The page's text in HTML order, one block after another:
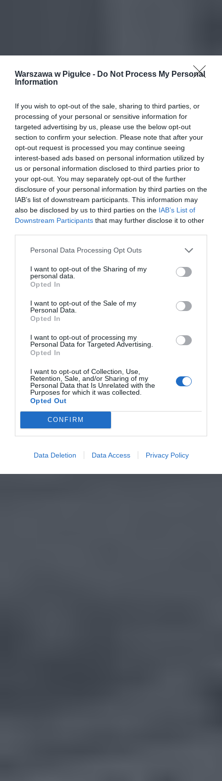
Warszawa w Pigułce - Do Not Process My Personal
Information
If you wish to opt-out of the sale, sharing to third parties, or
processing of your personal or sensitive information for
targeted advertising by us, please use the below opt-out
section to confirm your selection. Please note that after your
opt-out request is processed you may continue seeing
interest-based ads based on personal information utilized by
us or personal information disclosed to third parties prior to
your opt-out. You may separately opt-out of the further
disclosure of your personal information by third parties on the
IAB’s list of downstream participants. This information may
also be disclosed by us to third parties on the IAB’s List of
Downstream Participants that may further disclose it to other
Personal Data Processing Opt Outs
I want to opt-out of the Sharing of my
personal data.
Opted In
I want to opt-out of the Sale of my
Personal Data.
Opted In
I want to opt-out of processing my
Personal Data for Targeted Advertising.
Opted In
I want to opt-out of Collection, Use,
Retention, Sale, and/or Sharing of my
Personal Data that Is Unrelated with the
Purposes for which it was collected.
Opted Out
CONFIRM
Data Deletion Data Access Privacy Policy